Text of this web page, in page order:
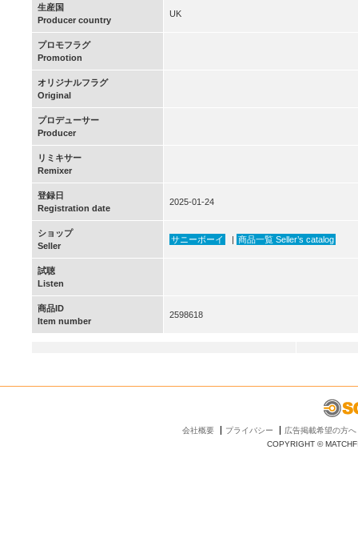
生産国
Producer country
UK
プロモフラグ
Promotion
オリジナルフラグ
Original
プロデューサー
Producer
リミキサー
Remixer
登録日
Registration date
2025-01-24
ショップ
Seller
サニーボーイ | 商品一覧 Seller’s catalog
試聴
Listen
商品ID
Item number
2598618
会社概要 プライバシー
広告掲載希望の方へ
COPYRIGHT ©